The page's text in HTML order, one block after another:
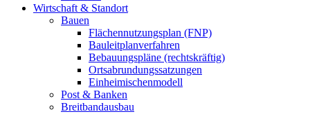
Wirtschaft & Standort
Bauen
Flächennutzungsplan (FNP)
Bauleitplanverfahren
Bebauungspläne (rechtskräftig)
Ortsabrundungssatzungen
Einheimischenmodell
Post & Banken
Breitbandausbau